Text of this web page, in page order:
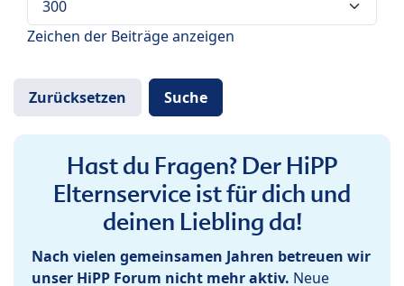
Zeichen der Beiträge anzeigen
Hast du Fragen? Der HiPP
Elternservice ist für dich und
deinen Liebling da!
Nach vielen gemeinsamen Jahren betreuen wir
unser HiPP Forum nicht mehr aktiv. Neue